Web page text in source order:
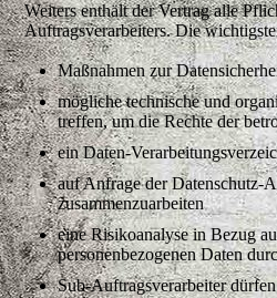
Weiters enthält der Vertrag alle
Auftragsverarbeiters. Die
Maßnahmen zur
mögliche technische und
treffen, um die Rechte der
ein Daten-
auf Anfrage der Datenschutz-
zusammenzuarbeiten
eine Risikoanalyse in Bezug
personenbezogenen Daten
Sub-Auftragsverarbeiter